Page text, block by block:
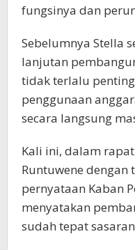
fungsinya dan
Sebelumnya Stella
lanjutan
tidak terlalu
penggunaan
secara langsung
Kali ini, dalam rapat
Runtuwene dengan
pernyataan Kaban
menyatakan
sudah tepat